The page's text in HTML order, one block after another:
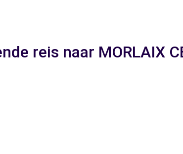
reis naar MORLAIX